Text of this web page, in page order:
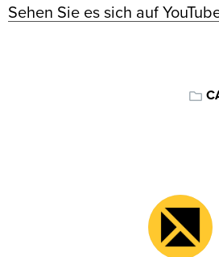
Sehen Sie es sich auf